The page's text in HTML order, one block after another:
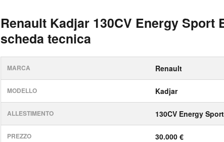
Renault Kadjar 130CV Energy Sport
scheda tecnica
MARCA Renault
MODELLO Kadjar
ALLESTIMENTO 130CV Energy
PREZZO 30.000 €